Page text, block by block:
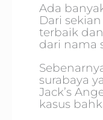
Ada
Dari
terbaik
dari nama
surabaya
Jack’s
kasus